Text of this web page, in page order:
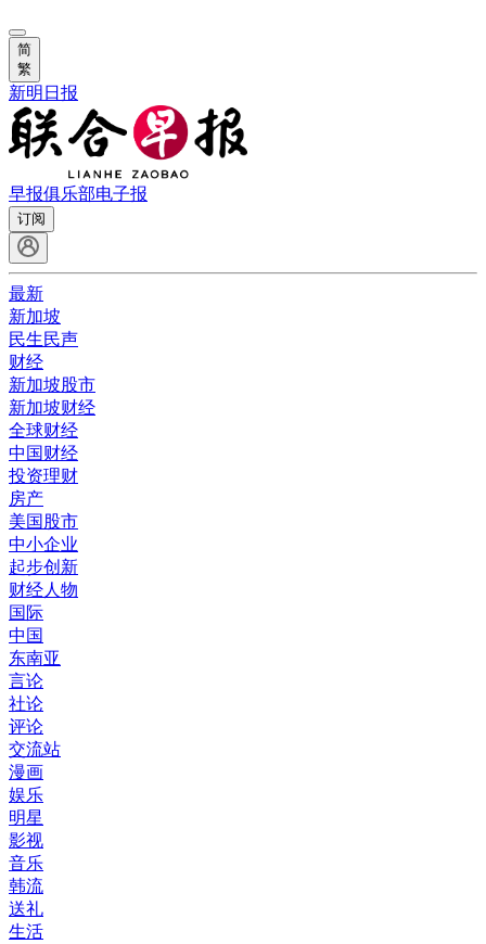
简
繁
新明日报
早报俱乐部电子报
订阅
最新
新加坡
民生民声
财经
新加坡股市
新加坡财经
全球财经
中国财经
投资理财
房产
美国股市
中小企业
起步创新
财经人物
国际
中国
东南亚
言论
社论
评论
交流站
漫画
娱乐
明星
影视
音乐
韩流
送礼
生活